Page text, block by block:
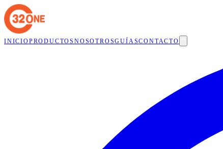
INICIOPRODUCTOSNOSOTROSGUÍASCONTACTO